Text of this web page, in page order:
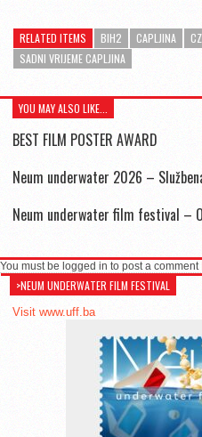
RELATED ITEMS BIH2 CAPLJINA
SADNI VRIJEME CAPLJINA
YOU MAY ALSO LIKE...
BEST FILM POSTER AWARD
Neum underwater 2026 –
Neum underwater film festival –
You must be logged in to post a comment
>NEUM UNDERWATER FILM FESTIVAL
Visit www.uff.ba